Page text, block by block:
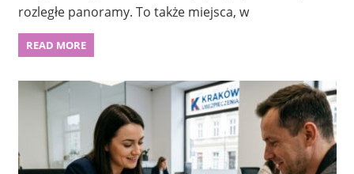
rozległe panoramy. To także miejsca, w
READ MORE